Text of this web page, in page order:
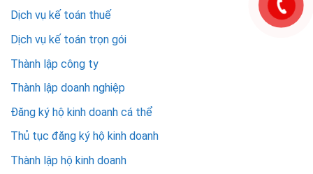
Dịch vụ kế toán thuế
Dịch vụ kế toán trọn gói
Thành lập công ty
Thành lập doanh nghiệp
Đăng ký hộ kinh doanh cá thể
Thủ tục đăng ký hộ kinh doanh
Thành lập hộ kinh doanh